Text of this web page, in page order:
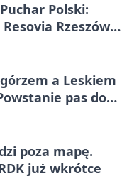
Polski:
Rzeszów
a Leskiem
pas do
poza mapę.
już wkrótce